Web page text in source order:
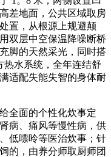
差地面，公共区域取房
置，从根源上规避颠
双层中空保温降噪断桥
脚的天然采光，同时搭
热水系统，全年连结舒
适配失能失智的身体耐
面的个性化炊事定
病、痛风等慢性病，供
低嘌呤等医治炊事；针
的，由养分师取厨师团